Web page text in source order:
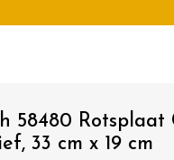
58480 Rotsplaat
33 cm x 19 cm